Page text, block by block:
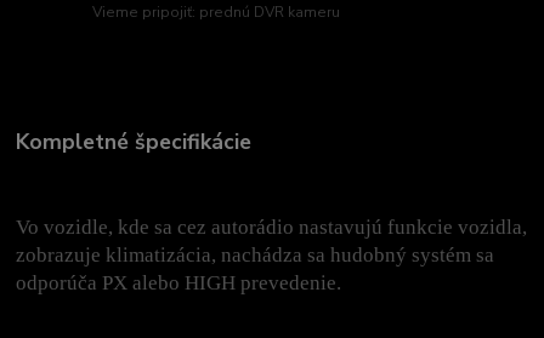
Vieme pripojiť: prednú DVR kameru
Kompletné špecifikácie
Vo vozidle, kde sa cez autorádio nastavujú funkcie vozidla,
zobrazuje klimatizácia, nachádza sa hudobný systém sa
odporúča PX alebo HIGH prevedenie.